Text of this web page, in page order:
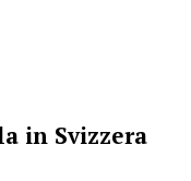
in Svizzera